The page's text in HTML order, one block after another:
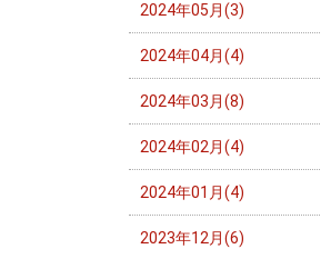
2024年05月(3)
2024年04月(4)
2024年03月(8)
2024年02月(4)
2024年01月(4)
2023年12月(6)